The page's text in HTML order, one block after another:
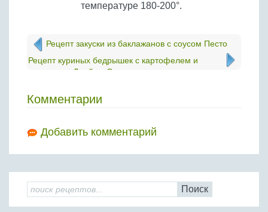
температуре 180-200°.
Рецепт закуски из баклажанов с соусом Песто
Рецепт куриных бедрышек с картофелем и
орегано от Джейми Оливера.
Комментарии
Добавить комментарий
Поиск